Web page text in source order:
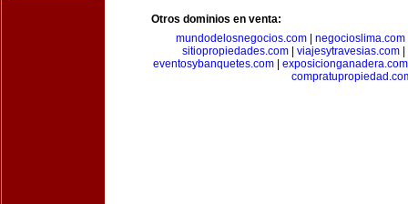
Otros dominios en venta:
mundodelosnegocios.com| negocioslima.com
sitiopropiedades.com| viajesytravesias.com|
eventosybanquetes.com| exposicionganadera.com